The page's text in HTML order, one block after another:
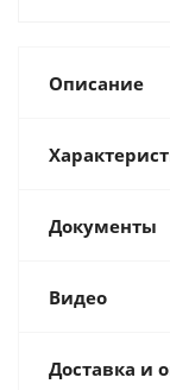
Описание
Документы
Видео
Доставка и